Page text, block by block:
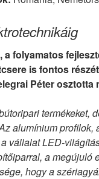
a folyamatos
is fontos
Péter osztotta
alumínium
vállalat LED-
a
hogy a